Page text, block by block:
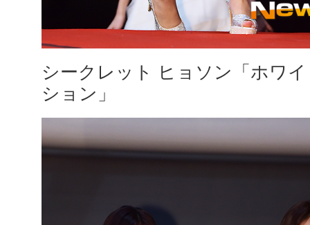
シークレット ヒョソン「ホワ
ション」